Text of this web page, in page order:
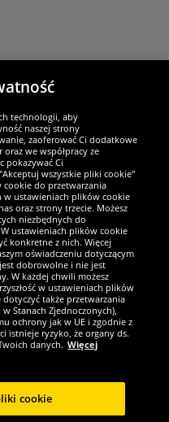
Adolf-Ring 7, 04838 Eilenburg,
technologii, aby
naszej strony
zaoferować Ci dodatkowe
we współpracy ze
pokazywać Ci
wszystkie pliki cookie"
cookie do przetwarzania
w ustawieniach plików cookie
oraz strony trzecie. Możesz
niezbędnych do
ustawieniach plików cookie
konkretne z nich. Więcej
oświadczeniu dotyczącym
dobrowolne i nie jest
W każdej chwili możesz
w ustawieniach plików
także przetwarzania
Stanach Zjednoczonych),
ochrony jak w UE i zgodnie z
istnieje ryzyko, że organy ds.
danych. Więcej
cookie